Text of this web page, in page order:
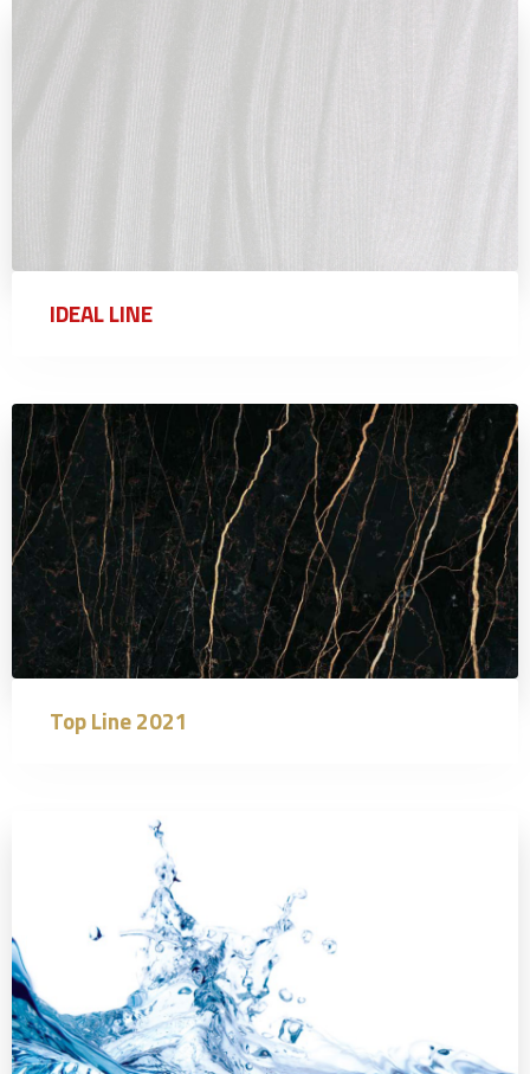
IDEAL LINE
Top Line 2021